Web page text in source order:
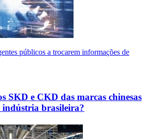
públicos a trocarem informações de
SKD e CKD das marcas chinesas
indústria brasileira?